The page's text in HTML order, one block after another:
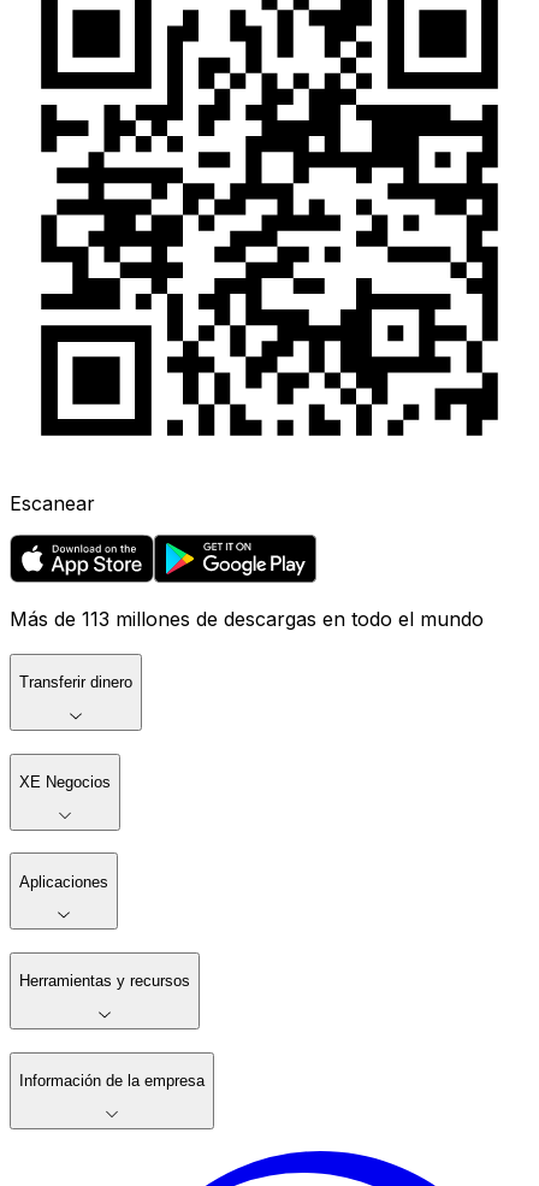
Escanear
Más de 113 millones de descargas en todo el mundo
Transferir dinero
XE Negocios
Aplicaciones
Herramientas y recursos
Información de la empresa